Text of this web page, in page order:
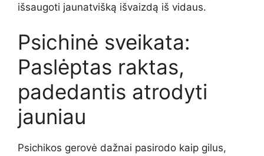
išsaugoti jaunatvišką išvaizdą iš vidaus.
Psichinė sveikata:
Paslėptas raktas,
padedantis atrodyti
jauniau
Psichikos gerovė dažnai pasirodo kaip gilus,